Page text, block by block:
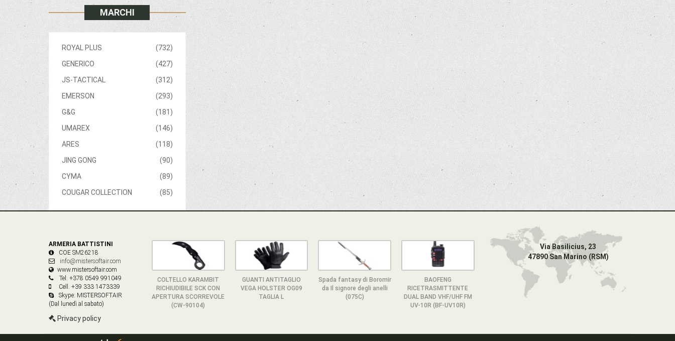
MARCHI
(732)
ROYAL PLUS
(427)
GENERICO
(312)
JS-TACTICAL
(293)
EMERSON
(181)
G&G
(146)
UMAREX
(118)
ARES
(90)
JING GONG
(89)
CYMA
(85)
COUGAR COLLECTION
ARMERIA BATTISTINI
COE SM26218
info@mistersoftair.com
www.mistersoftair.com
Tel. +378 0549 991049
Cell. +39 333 1473339
Skype: MISTERSOFTAIR
(Dal lunedì al sabato)
Privacy policy
COLTELLO KARAMBIT
RICHIUDIBILE SCK CON
APERTURA SCORREVOLE
(CW-90104)
GUANTI ANTITAGLIO
VEGA HOLSTER OG09
TAGLIA L
Spada fantasy di Boromir
da Il signore degli anelli
(075C)
BAOFENG
RICETRASMITTENTE
DUAL BAND VHF/UHF FM
UV-10R (BF-UV10R)
Via Basilicius, 23
47890 San Marino (RSM)